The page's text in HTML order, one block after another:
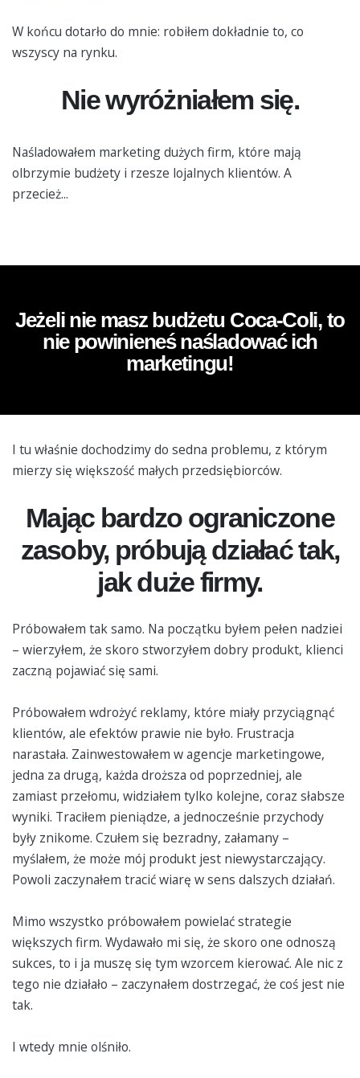
W końcu dotarło do mnie: robiłem dokładnie to, co
wszyscy na rynku.
Nie wyróżniałem się.
Naśladowałem marketing dużych firm, które mają
olbrzymie budżety i rzesze lojalnych klientów. A
przecież...
Jeżeli nie masz budżetu Coca-Coli, to
nie powinieneś naśladować ich
marketingu!
I tu właśnie dochodzimy do sedna problemu, z którym
mierzy się większość małych przedsiębiorców.
Mając bardzo ograniczone
zasoby, próbują działać tak,
jak duże firmy.
Próbowałem tak samo. Na początku byłem pełen nadziei
– wierzyłem, że skoro stworzyłem dobry produkt, klienci
zaczną pojawiać się sami.
Próbowałem wdrożyć reklamy, które miały przyciągnąć
klientów, ale efektów prawie nie było. Frustracja
narastała. Zainwestowałem w agencje marketingowe,
jedna za drugą, każda droższa od poprzedniej, ale
zamiast przełomu, widziałem tylko kolejne, coraz słabsze
wyniki. Traciłem pieniądze, a jednocześnie przychody
były znikome. Czułem się bezradny, załamany –
myślałem, że może mój produkt jest niewystarczający.
Powoli zaczynałem tracić wiarę w sens dalszych działań.
Mimo wszystko próbowałem powielać strategie
większych firm. Wydawało mi się, że skoro one odnoszą
sukces, to i ja muszę się tym wzorcem kierować. Ale nic z
tego nie działało – zaczynałem dostrzegać, że coś jest nie
tak.
I wtedy mnie olśniło.